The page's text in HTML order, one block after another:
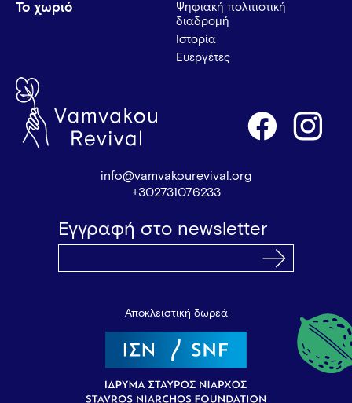
Το χωριό
Ψηφιακή πολιτιστική
διαδρομή
Ιστορία
Ευεργέτες
info@vamvakourevival.org
+302731076233
Εγγραφή στο newsletter
Αποκλειστική δωρεά